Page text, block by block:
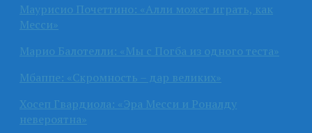
Маурисио Почеттино: «Алли может играть, как
Месси»
Марио Балотелли: «Мы с Погба из одного теста»
Мбаппе: «Скромность – дар великих»
Хосеп Гвардиола: «Эра Месси и Роналду
невероятна»